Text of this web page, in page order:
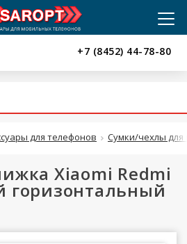
+7 (8452) 44-78-80
для телефонов Сумки/чехлы для
Xiaomi Redmi
горизонтальный